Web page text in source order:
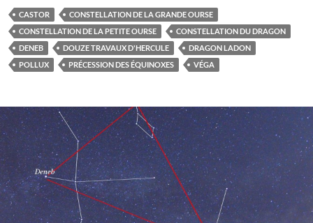
CASTOR
CONSTELLATION DE LA GRANDE OURSE
CONSTELLATION DE LA PETITE OURSE
CONSTELLATION DU DRAGON
DENEB
DOUZE TRAVAUX D'HERCULE
DRAGON LADON
POLLUX
PRÉCESSION DES ÉQUINOXES VÉGA